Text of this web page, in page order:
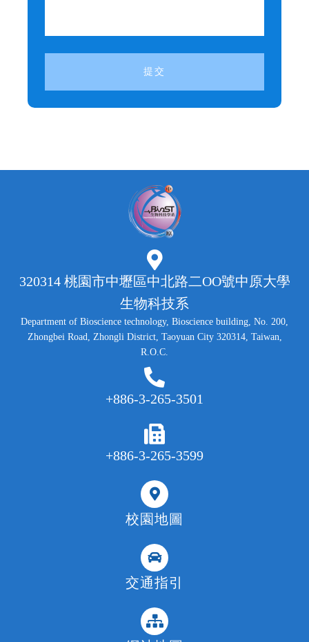
提交
320314 桃園市中壢區中北路二OO號中原大學
生物科技系
Department of Bioscience technology, Bioscience building, No. 200,
Zhongbei Road, Zhongli District, Taoyuan City 320314, Taiwan,
R.O.C.
+886-3-265-3501
+886-3-265-3599
校園地圖
交通指引